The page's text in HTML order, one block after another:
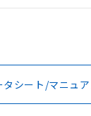
ログイン/会員登録
ご利用いただく
・凡例
タシート/マニュ